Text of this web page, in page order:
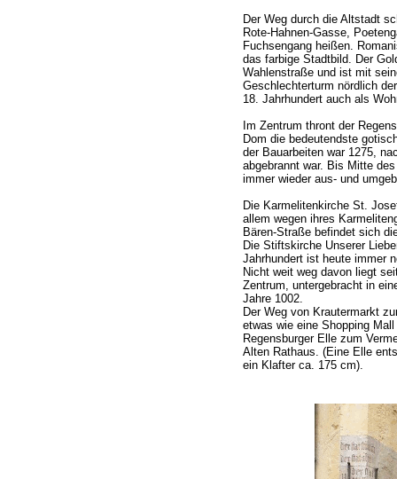
Der Weg durch die Altstadt
Rote-Hahnen-Gasse,
Fuchsengang heißen.
das farbige Stadtbild. Der
Wahlenstraße und ist mit
Geschlechterturm nördlich
18. Jahrhundert auch als
Im Zentrum thront der
Dom die bedeutendste
der Bauarbeiten war 1275,
abgebrannt war. Bis Mitte
immer wieder aus- und
Die Karmelitenkirche St.
allem wegen ihres
Bären-Straße befindet sich
Die Stiftskirche Unserer
Jahrhundert ist heute immer
Nicht weit weg davon liegt
Zentrum, untergebracht in
Jahre 1002.
Der Weg von Krautermarkt
etwas wie eine Shopping
Regensburger Elle zum
Alten Rathaus. (Eine Elle
ein Klafter ca. 175 cm).